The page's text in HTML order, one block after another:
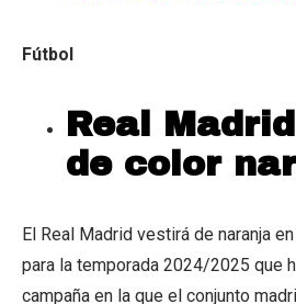
Fútbol
Real
de color
El Real Madrid vestirá de naranja
para la temporada 2024/2025 que
campaña en la que el conjunto